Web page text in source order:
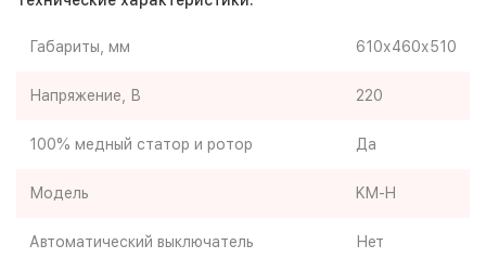
Габариты, мм 610х460х510
Напряжение, В 220
100% медный статор и ротор Да
Модель KM-H
Автоматический выключатель Нет